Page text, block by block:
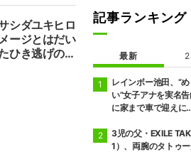
シダユキヒロ
ージとはだい
ひき逃げの犯
ろしい男
記事ランキング
最新
レインボー池田、“
い”女子アナを実名
に家まで車で迎えに…
3児の父・EXILE
1）、両腕のタトゥ